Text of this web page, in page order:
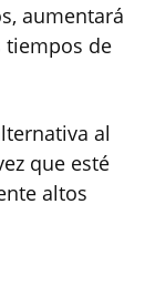
aumentará
tiempos de
al
que esté
altos